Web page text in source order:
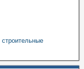
строительные